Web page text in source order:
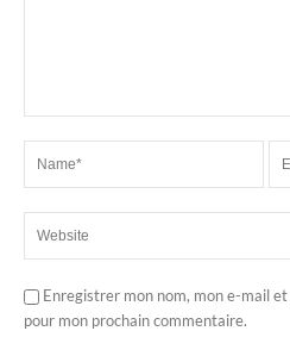
Enregistrer mon nom, mon e-mail
pour mon prochain commentaire.